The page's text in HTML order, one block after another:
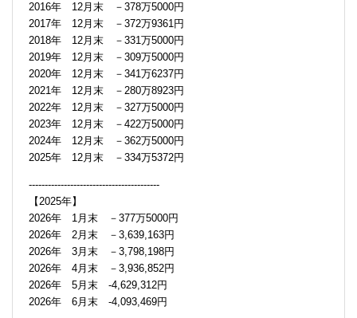
2016年 12月末 －378万5000円
2017年 12月末 －372万9361円
2018年 12月末 －331万5000円
2019年 12月末 －309万5000円
2020年 12月末 －341万6237円
2021年 12月末 －280万8923円
2022年 12月末 －327万5000円
2023年 12月末 －422万5000円
2024年 12月末 －362万5000円
2025年 12月末 －334万5372円
-----------------------------------------
【2025年】
2026年 1月末 －377万5000円
2026年 2月末 －3,639,163円
2026年 3月末 －3,798,198円
2026年 4月末 －3,936,852円
2026年 5月末 -4,629,312円
2026年 6月末 -4,093,469円